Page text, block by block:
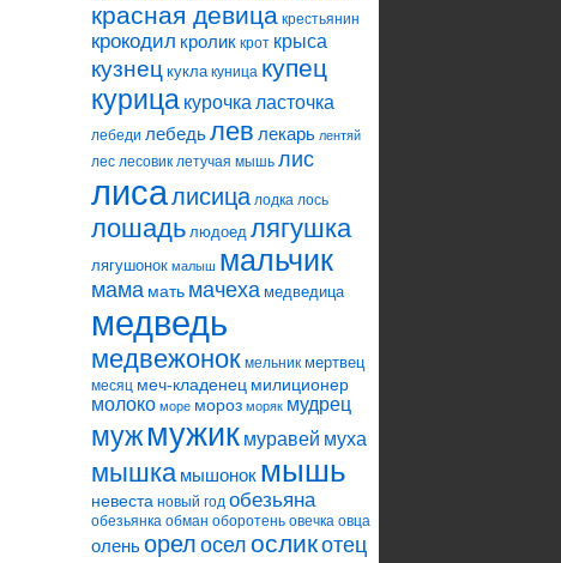
красная девица крестьянин
крокодил кролик крот крыса
кузнец кукла куница купец
курица курочка ласточка
лебеди лебедьлев лекарь лентяй
лес лесовик летучая мышь лис
лисалисица лодка лось
лошадь людоед лягушка
лягушонок малыш мальчик
мама мать мачеха медведица
медведь
медвежонок мельник мертвец
месяц меч-кладенец милиционер
молоко море мороз моряк мудрец
мужмужик муравей муха
мышка мышонок мышь
невеста новый год обезьяна
обезьянка обман оборотень овечка овца
оленьорелоселосликотец